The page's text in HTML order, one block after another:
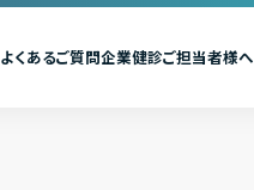
よくあるご質問企業健診ご担当者様へ